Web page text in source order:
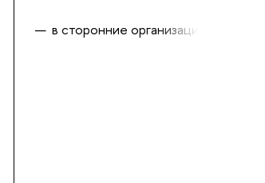
в сторонние организации.